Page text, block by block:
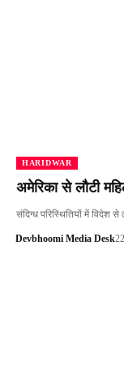
HARIDWAR
अमेरिका से लौटी
संदिग्ध परिस्थितियों में विदेश
Devbhoomi Media Desk